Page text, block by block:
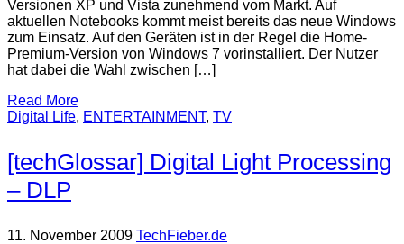
Versionen XP und Vista zunehmend vom Markt. Auf
aktuellen Notebooks kommt meist bereits das neue Windows
zum Einsatz. Auf den Geräten ist in der Regel die Home-
Premium-Version von Windows 7 vorinstalliert. Der Nutzer
hat dabei die Wahl zwischen […]
Read More
Digital Life, ENTERTAINMENT, TV
[techGlossar] Digital Light Processing
– DLP
11. November 2009 TechFieber.de